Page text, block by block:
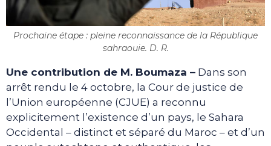
Prochaine étape : pleine reconnaissance de la République
sahraouie. D. R.
Une contribution de M. Boumaza – Dans son
arrêt rendu le 4 octobre, la Cour de justice de
l’Union européenne (CJUE) a reconnu
explicitement l’existence d’un pays, le Sahara
Occidental – distinct et séparé du Maroc – et d’un